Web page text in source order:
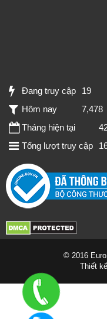
Đang truy cập
19
Hôm nay
7,478
Tháng hiện tại
Tổng lượt truy cập
© 2016
Thiết